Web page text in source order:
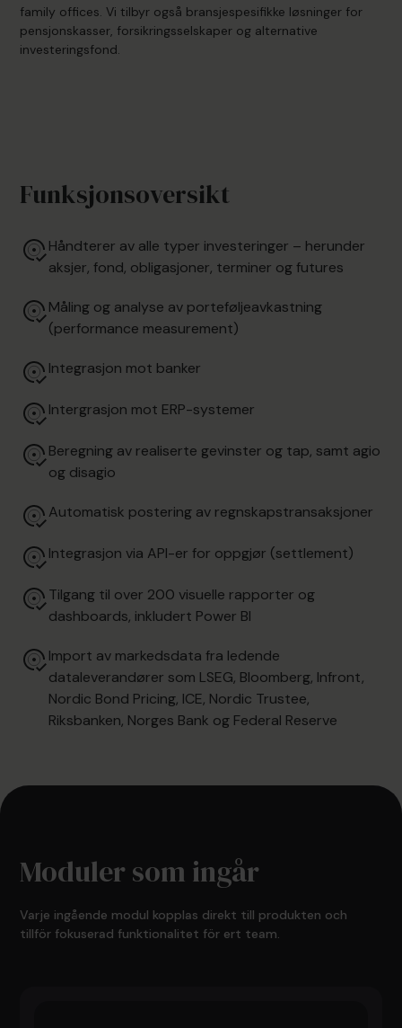
family offices. Vi tilbyr også bransjespesifikke løsninger for
pensjonskasser, forsikringsselskaper og alternative
investeringsfond.
Funksjonsoversikt
Håndterer av alle typer investeringer – herunder
aksjer, fond, obligasjoner, terminer og futures
Måling og analyse av porteføljeavkastning
(performance measurement)
Integrasjon mot banker
Intergrasjon mot ERP-systemer
Beregning av realiserte gevinster og tap, samt agio
og disagio
Automatisk postering av regnskapstransaksjoner
Integrasjon via API-er for oppgjør (settlement)
Tilgang til over 200 visuelle rapporter og
dashboards, inkludert Power BI
Import av markedsdata fra ledende
dataleverandører som LSEG, Bloomberg, Infront,
Nordic Bond Pricing, ICE, Nordic Trustee,
Riksbanken, Norges Bank og Federal Reserve
Moduler som ingår
Varje ingående modul kopplas direkt till produkten och
tillför fokuserad funktionalitet för ert team.